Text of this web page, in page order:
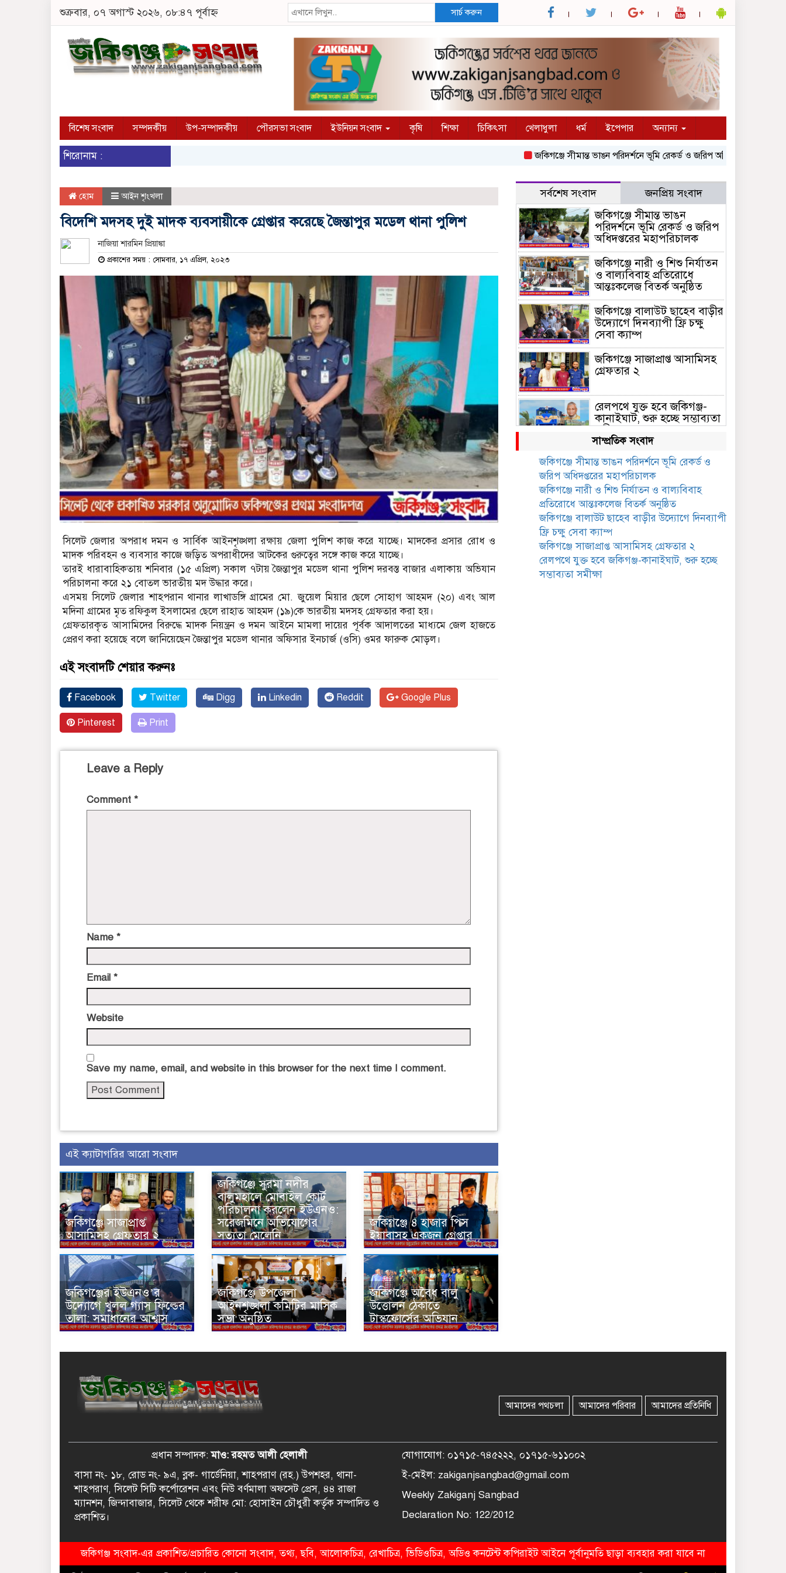
শুক্রবার, ০৭ অগাস্ট ২০২৬, ০৮:৪৭ পূর্বাহ্ন সার্চ করুন
বিশেষ সংবাদ সম্পদকীয় উপ-সম্পাদকীয় পৌরসভা সংবাদ ইউনিয়ন সংবাদ কৃষি শিক্ষা চিকিৎসা খেলাধুলা ধর্ম ইপেপার অন্যান্য
শিরোনাম : জকিগঞ্জে সীমান্ত ভাঙন পরিদর্শনে ভূমি রেকর্ড ও জরিপ অধিদপ্তরের মহাপরিচালক
হোম আইন শৃংখলা
বিদেশি মদসহ দুই মাদক ব্যবসায়ীকে গ্রেপ্তার করেছে জৈন্তাপুর মডেল থানা পুলিশ
নাজিয়া শারমিন প্রিয়াঙ্কা
প্রকাশের সময় : সোমবার, ১৭ এপ্রিল, ২০২৩
সিলেট জেলার অপরাধ দমন ও সার্বিক আইনশৃঙ্খলা রক্ষায় জেলা পুলিশ কাজ করে যাচ্ছে। মাদকের প্রসার রোধ ও
মাদক পরিবহন ও ব্যবসার কাজে জড়িত অপরাধীদের আটকের গুরুত্বের সঙ্গে কাজ করে যাচ্ছে।
তারই ধারাবাহিকতায় শনিবার (১৫ এপ্রিল) সকাল ৭টায় জৈন্তাপুর মডেল থানা পুলিশ দরবস্ত বাজার এলাকায় অভিযান
পরিচালনা করে ২১ বোতল ভারতীয় মদ উদ্ধার করে।
এসময় সিলেট জেলার শাহপরান থানার লাখাডঙ্গি গ্রামের মো. জুয়েল মিয়ার ছেলে সোহাগ আহমদ (২০) এবং আল
মদিনা গ্রামের মৃত রফিকুল ইসলামের ছেলে রাহাত আহমদ (১৯)কে ভারতীয় মদসহ গ্রেফতার করা হয়।
গ্রেফতারকৃত আসামিদের বিরুদ্ধে মাদক নিয়ন্ত্রন ও দমন আইনে মামলা দায়ের পূর্বক আদালতের মাধ্যমে জেল হাজতে
প্রেরণ করা হয়েছে বলে জানিয়েছেন জৈন্তাপুর মডেল থানার অফিসার ইনচার্জ (ওসি) ওমর ফারুক মোড়ল।
এই সংবাদটি শেয়ার করুনঃ
Facebook Twitter Digg Linkedin Reddit Google Plus
Pinterest Print
Leave a Reply
Comment *
Name *
Email *
Website
Save my name, email, and website in this browser for the next time I comment.
এই ক্যাটাগরির আরো সংবাদ
জকিগঞ্জে সাজাপ্রাপ্ত
আসামিসহ গ্রেফতার ২
জকিগঞ্জে সুরমা নদীর
বালুমহালে মোবাইল কোর্ট
পরিচালনা করলেন ইউএনও:
সরেজমিনে অভিযোগের
সত্যতা মেলেনি
জকিগঞ্জে ৪ হাজার পিস
ইয়াবাসহ একজন গ্রেপ্তার
জকিগঞ্জের ইউএনও’র
উদ্যোগে খুলল গ্যাস ফিল্ডের
তালা: সমাধানের আশ্বাস
জকিগঞ্জে উপজেলা
আইনশৃঙ্খলা কমিটির মাসিক
সভা অনুষ্ঠিত
জকিগঞ্জে অবৈধ বালু
উত্তোলন ঠেকাতে
টাস্কফোর্সের অভিযান
সর্বশেষ সংবাদ জনপ্রিয় সংবাদ
জকিগঞ্জে সীমান্ত ভাঙন
পরিদর্শনে ভূমি রেকর্ড ও জরিপ
অধিদপ্তরের মহাপরিচালক
জকিগঞ্জে নারী ও শিশু নির্যাতন
ও বাল্যবিবাহ প্রতিরোধে
আন্তঃকলেজ বিতর্ক অনুষ্ঠিত
জকিগঞ্জে বালাউট ছাহেব বাড়ীর
উদ্যোগে দিনব্যাপী ফ্রি চক্ষু
সেবা ক্যাম্প
জকিগঞ্জে সাজাপ্রাপ্ত আসামিসহ
গ্রেফতার ২
রেলপথে যুক্ত হবে জকিগঞ্জ-
কানাইঘাট, শুরু হচ্ছে সম্ভাব্যতা
সমীক্ষা
সাবেক এমপি হাফিজ আহমদ
মজুমদার কি আত্মগোপনে?
ভাইরাল ছবি ঘিরে আলোচনা!
ভাতা পেতে টাকা লাগে না,
জকিগঞ্জে সমাজসেবা কর্মকর্তার
গুরুত্বপূর্ণ বার্তা
জকিগঞ্জে সরকারি পাঁচ ভাতার
আবেদন শুরু আজ
সাম্প্রতিক সংবাদ
জকিগঞ্জে সীমান্ত ভাঙন পরিদর্শনে ভূমি রেকর্ড ও
জরিপ অধিদপ্তরের মহাপরিচালক
জকিগঞ্জে নারী ও শিশু নির্যাতন ও বাল্যবিবাহ
প্রতিরোধে আন্তঃকলেজ বিতর্ক অনুষ্ঠিত
জকিগঞ্জে বালাউট ছাহেব বাড়ীর উদ্যোগে দিনব্যাপী
ফ্রি চক্ষু সেবা ক্যাম্প
জকিগঞ্জে সাজাপ্রাপ্ত আসামিসহ গ্রেফতার ২
রেলপথে যুক্ত হবে জকিগঞ্জ-কানাইঘাট, শুরু হচ্ছে
সম্ভাব্যতা সমীক্ষা
আমাদের পথচলা আমাদের পরিবার আমাদের প্রতিনিধি
প্রধান সম্পাদক:মাও: রহমত আলী হেলালী
বাসা নং- ১৮, রোড নং- ৯এ, ব্লক- গার্ডেনিয়া, শাহপরাণ (রহ.) উপশহর, থানা-
শাহপরাণ, সিলেট সিটি কর্পোরেশন এবং নিউ বর্ণমালা অফসেট প্রেস, ৪৪ রাজা
ম্যানশন, জিন্দাবাজার, সিলেট থেকে শরীফ মো: হোসাইন চৌধুরী কর্তৃক সম্পাদিত ও
প্রকাশিত।
যোগাযোগ: ০১৭১৫-৭৪৫২২২, ০১৭১৫-৬১১০০২
ই-মেইল: zakiganjsangbad@gmail.com
Weekly Zakiganj Sangbad
Declaration No: 122/2012
জকিগঞ্জ সংবাদ-এর প্রকাশিত/প্রচারিত কোনো সংবাদ, তথ্য, ছবি, আলোকচিত্র, রেখাচিত্র, ভিডিওচিত্র, অডিও কনটেন্ট কপিরাইট আইনে পূর্বানুমতি ছাড়া ব্যবহার করা যাবে না